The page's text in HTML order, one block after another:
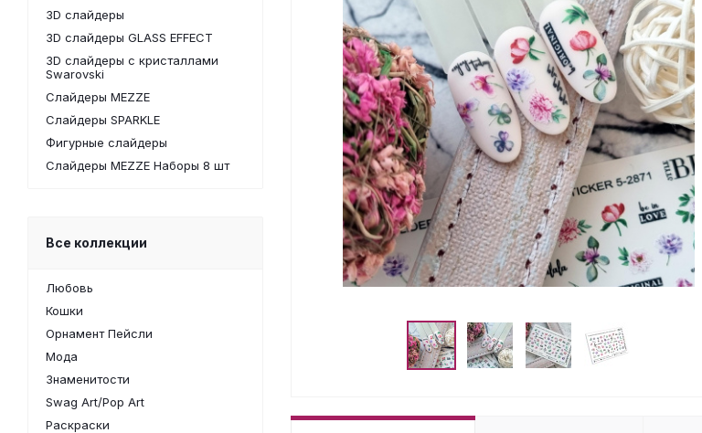
3D слайдеры
3D слайдеры GLASS EFFECT
3D слайдеры с кристаллами
Swarovski
Слайдеры MEZZE
Слайдеры SPARKLE
Фигурные слайдеры
Слайдеры MEZZE Наборы 8 шт
Все коллекции
Любовь
Кошки
Орнамент Пейсли
Мода
Знаменитости
Swag Art/Pop Art
Раскраски